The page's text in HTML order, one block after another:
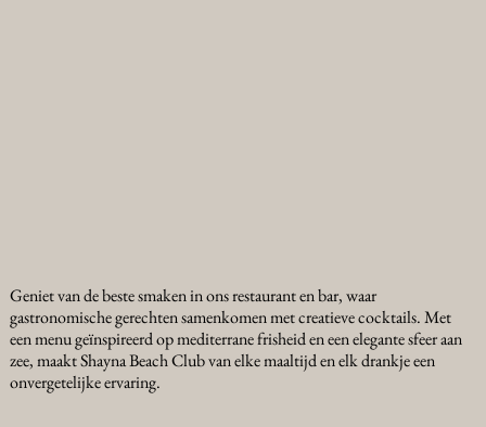
Geniet van de beste smaken in ons restaurant en bar, waar
gastronomische gerechten samenkomen met creatieve cocktails. Met
een menu geïnspireerd op mediterrane frisheid en een elegante sfeer aan
zee, maakt Shayna Beach Club van elke maaltijd en elk drankje een
onvergetelijke ervaring.